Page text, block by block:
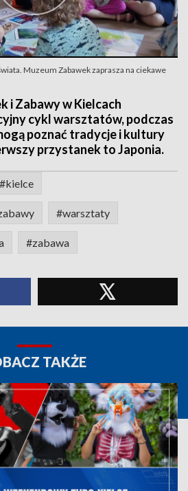
Muzeum Zabawek zaprasza na ciekawe
i Zabawy w Kielcach
cykl warsztatów, podczas
poznać tradycje i kultury
przystanek to Japonia.
#kielce
#warsztaty
#zabawa
TAKŻE